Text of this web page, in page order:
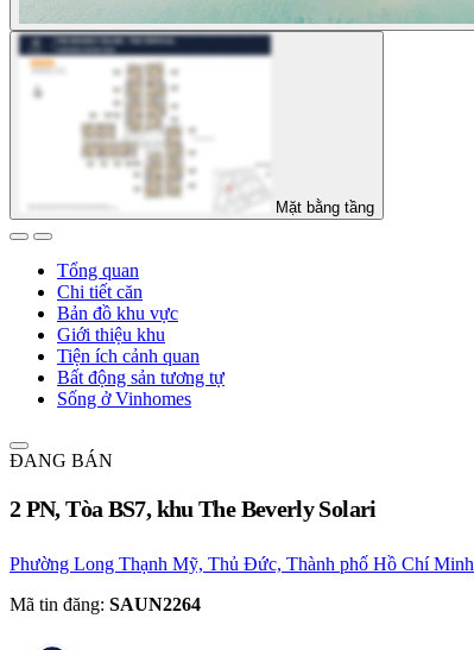
Mặt bằng tầng
Tổng quan
Chi tiết căn
Bản đồ khu vực
Giới thiệu khu
Tiện ích cảnh quan
Bất động sản tương tự
Sống ở Vinhomes
ĐANG BÁN
2 PN, Tòa BS7, khu The Beverly Solari
Phường Long Thạnh Mỹ, Thủ Đức, Thành phố Hồ Chí Minh
Mã tin đăng: SAUN2264